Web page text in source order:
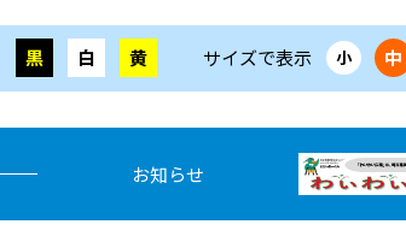
黒 白 黄 サイズで表示 小 中
お知らせ